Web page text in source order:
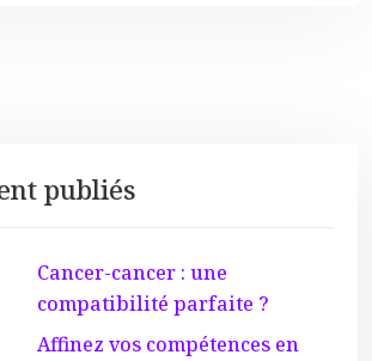
publiés
Cancer-cancer : une
compatibilité parfaite ?
Affinez vos compétences en